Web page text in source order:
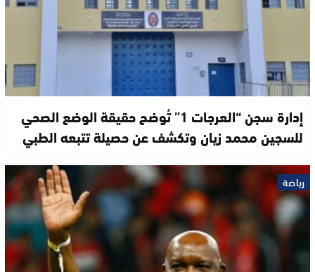
إدارة سجن “العرجات 1” تُوضح حقيقة الوضع الصحي
للسجين محمد زيان وتكشف عن حصيلة تتبعه الطبي
رياضة